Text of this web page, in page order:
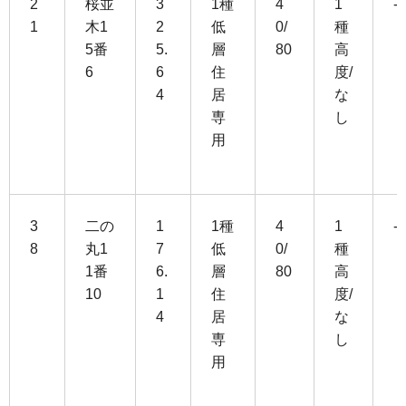
2
1
桜並
木1
5番
6
3
2
5.
6
4
1種
低
層
住
居
専
用
4
0/
80
1
種
高
度/
な
し
-
3
8
二の
丸1
1番
10
1
7
6.
1
4
1種
低
層
住
居
専
用
4
0/
80
1
種
高
度/
な
し
-